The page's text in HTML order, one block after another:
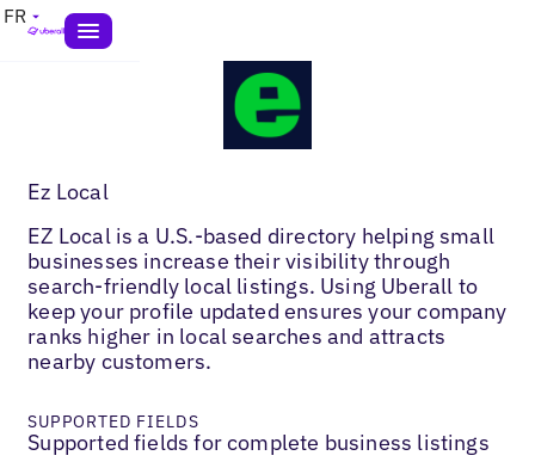
FR
Ez Local
EZ Local is a U.S.-based directory helping small
businesses increase their visibility through
search-friendly local listings. Using Uberall to
keep your profile updated ensures your company
ranks higher in local searches and attracts
nearby customers.
SUPPORTED FIELDS
Supported fields for complete business listings